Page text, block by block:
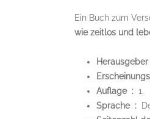
Ein Buch zum
wie zeitlos und
Auflage ‏ : ‎ 1.
Sprache ‏ : ‎